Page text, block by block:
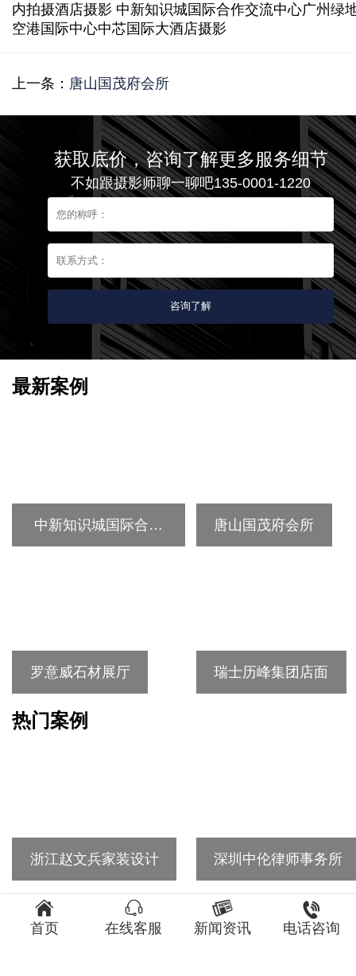
内拍摄酒店摄影 中新知识城国际合作交流中心广州绿
空港国际中心中芯国际大酒店摄影
上一条： 唐山国茂府会所
获取底价，咨询了解更多服务细节
不如跟摄影师聊一聊吧135-0001-1220
最新案例
中新知识城国际合作 唐山国茂府会所
罗意威石材展厅 瑞士历峰集团店面
热门案例
浙江赵文兵家装设计 深圳中伦律师事务所

首页

在线客服

新闻资讯

电话咨询